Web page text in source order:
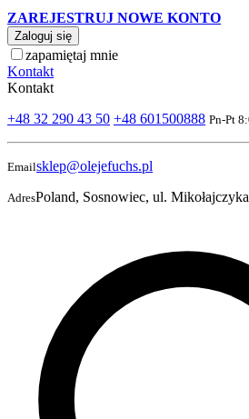
ZAREJESTRUJ NOWE KONTO
Zaloguj się
zapamiętaj mnie
Kontakt
Kontakt
+48 32 290 43 50 +48 601500888 Pn-Pt
Emailsklep@olejefuchs.pl
AdresPoland, Sosnowiec, ul.